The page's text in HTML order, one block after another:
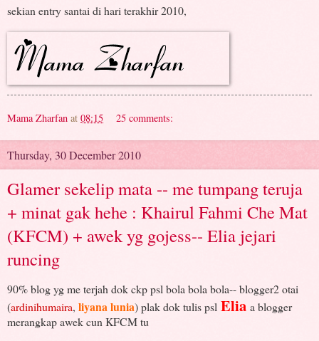
sekian entry santai di hari terakhir 2010,
Mama Zharfan at 08:15 25 comments:
Thursday, 30 December 2010
Glamer sekelip mata -- me tumpang teruja
+ minat gak hehe : Khairul Fahmi Che Mat
(KFCM) + awek yg gojess-- Elia jejari
runcing
90% blog yg me terjah dok ckp psl bola bola bola-- blogger2 otai
(ardinihumaira, liyana lunia) plak dok tulis psl Elia a blogger
merangkap awek cun KFCM tu